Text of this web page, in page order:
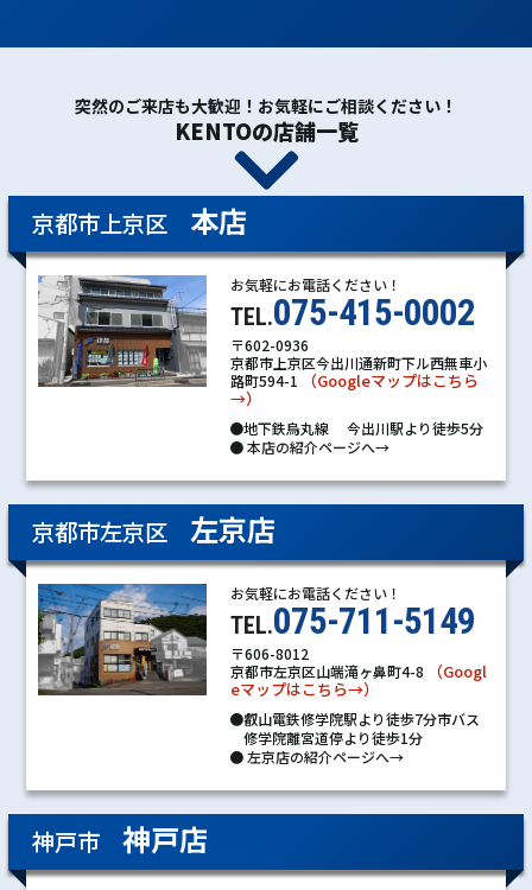
突然のご来店も大歓迎！お気軽にご相談ください！
KENTOの店舗一覧
京都市上京区 本店
お気軽にお電話ください！
TEL.075-415-0002
〒602-0936
京都市上京区今出川通新町下ル西無車小
路町594-1
（Googleマップはこちら
→）
●地下鉄烏丸線 今出川駅より徒歩5分
●本店の紹介ページへ→
京都市左京区 左京店
お気軽にお電話ください！
TEL.075-711-5149
〒606-8012
京都市左京区山端滝ヶ鼻町4-8
（Googl
eマップはこちら→）
●叡山電鉄修学院駅より徒歩7分市バス
修学院離宮道停より徒歩1分
●左京店の紹介ページへ→
神戸市 神戸店